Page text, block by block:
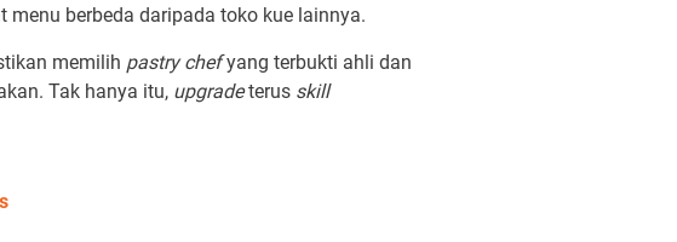
menu berbeda daripada toko kue lainnya.
memilih pastry chefyang terbukti ahli dan
Tak hanya itu, upgradeterus skill